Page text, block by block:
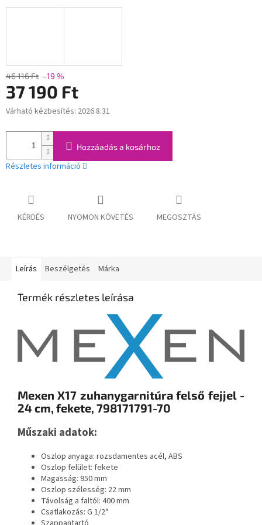
46 116 Ft –19 %
37 190 Ft
Egységár:
Várható kézbesítés: 2026.8.31
Hozzáadás a kosárhoz
Részletes információ
KÉRDÉS NYOMON KÖVETÉS MEGOSZTÁS
Leírás Beszélgetés Márka
Termék részletes leírása
Mexen X17 zuhanygarnitúra felső fejjel -
24 cm, fekete, 798171791-70
Műszaki adatok:
Oszlop anyaga: rozsdamentes acél, ABS
Oszlop felület: fekete
Magasság: 950 mm
Oszlop szélesség: 22 mm
Távolság a faltól: 400 mm
Csatlakozás: G 1/2"